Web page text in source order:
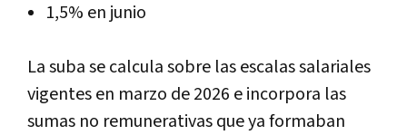
1,5% en junio
La suba se calcula sobre las escalas salariales
vigentes en marzo de 2026 e incorpora las
sumas no remunerativas que ya formaban